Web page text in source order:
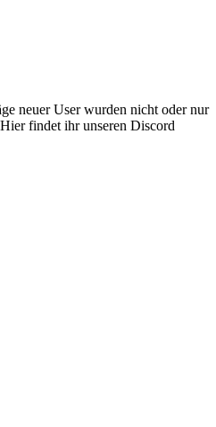
neuer User wurden nicht oder nur
findet ihr unseren Discord